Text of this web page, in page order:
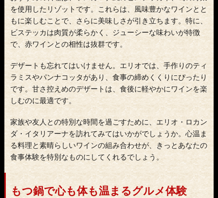
を使用したリゾットです。これらは、風味豊かなワインとと
もに楽しむことで、さらに美味しさが引き立ちます。特に、
ビステッカは肉質が柔らかく、ジューシーな味わいが特徴
で、赤ワインとの相性は抜群です。
デザートも忘れてはいけません。エリオでは、手作りのティ
ラミスやパンナコッタがあり、食事の締めくくりにぴったり
です。甘さ控えめのデザートは、食後に軽やかにワインを楽
しむのに最適です。
家族や友人との特別な時間を過ごすために、エリオ・ロカン
ダ・イタリアーナを訪れてみてはいかがでしょうか。心温ま
る料理と素晴らしいワインの組み合わせが、きっとあなたの
食事体験を特別なものにしてくれるでしょう。
もつ鍋で心も体も温まるグルメ体験